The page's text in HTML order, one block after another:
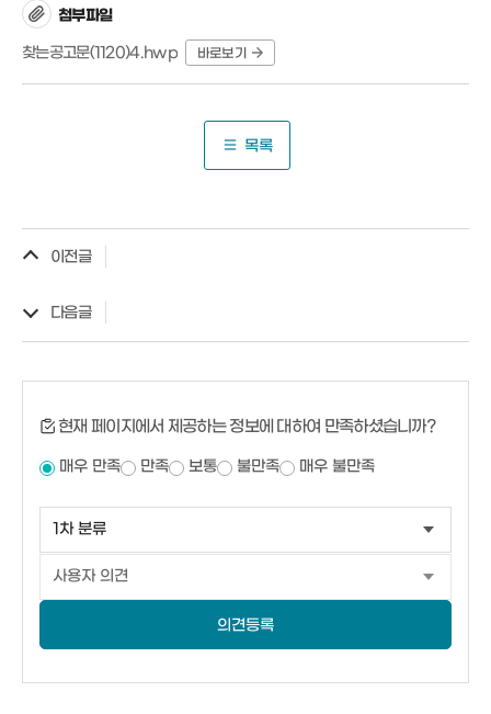
첨부파일
찾는공고문(1120)4.hwp
바로보기
목록
이전글
다음글
현재 페이지에서 제공하는 정보에 대하여 만족하셨습니까?
매우 만족 만족 보통 불만족 매우 불만족
의견등록